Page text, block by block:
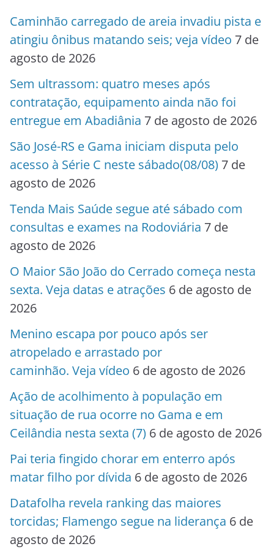
Caminhão carregado de areia invadiu pista e
atingiu ônibus matando seis; veja vídeo 7 de
agosto de 2026
Sem ultrassom: quatro meses após
contratação, equipamento ainda não foi
entregue em Abadiânia 7 de agosto de 2026
São José-RS e Gama iniciam disputa pelo
acesso à Série C neste sábado(08/08) 7 de
agosto de 2026
Tenda Mais Saúde segue até sábado com
consultas e exames na Rodoviária 7 de
agosto de 2026
O Maior São João do Cerrado começa nesta
sexta. Veja datas e atrações 6 de agosto de
2026
Menino escapa por pouco após ser
atropelado e arrastado por
caminhão. Veja vídeo 6 de agosto de 2026
Ação de acolhimento à população em
situação de rua ocorre no Gama e em
Ceilândia nesta sexta (7) 6 de agosto de 2026
Pai teria fingido chorar em enterro após
matar filho por dívida 6 de agosto de 2026
Datafolha revela ranking das maiores
torcidas; Flamengo segue na liderança 6 de
agosto de 2026